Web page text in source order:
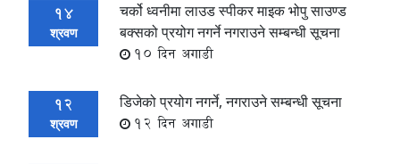
14
श्रवण
चर्को ध्वनीमा लाउड स्पीकर माइक भोपु साउण्ड
बक्सको प्रयोग नगर्ने नगराउने सम्बन्धी सूचना
10 दिन अगाडी
12
श्रवण
डिजेको प्रयोग नगर्ने, नगराउने सम्बन्धी सूचना
12 दिन अगाडी